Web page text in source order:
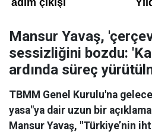
Mansur Yavaş,
sessizliğini bozdu:
ardında süreç
TBMM Genel Kurulu'na
yasa"ya dair uzun bir
Mansur Yavaş, "Türkiye’nin